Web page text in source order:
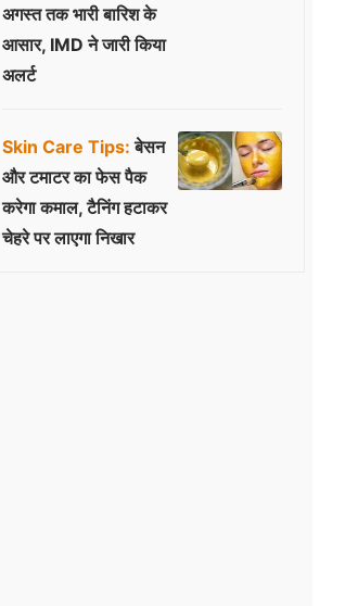
अगस्त तक भारी बारिश के
आसार, IMD ने जारी किया
अलर्ट
Skin Care Tips: बेसन
और टमाटर का फेस पैक
करेगा कमाल, टैनिंग हटाकर
चेहरे पर लाएगा निखार